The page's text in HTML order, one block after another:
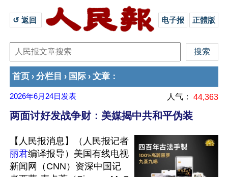
↺ 返回 电子报 正體版
首页 › 分栏目 › 国际 › 文章 ：
2026年6月24日 发表 人气： 44,363
两面讨好发战争财：美媒揭中共和平伪装
【人民报消息】（人民报记者
丽君编译报导）美国有线电视
新闻网（CNN）资深中国记